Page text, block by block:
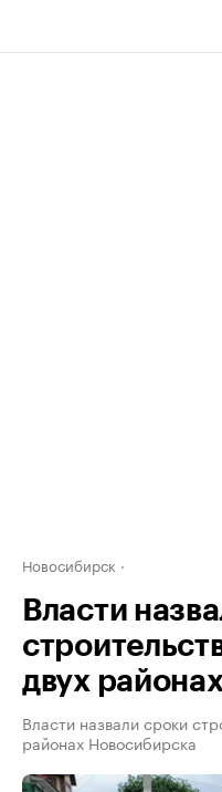
Новосибирск
Власти
двух
Власти назвали сроки
районах Новосибирска